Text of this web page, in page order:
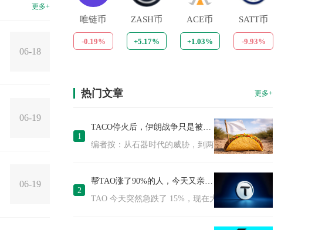
更多+
06-18
06-19
06-19
唯链币
-0.19%
ZASH币
+5.17%
ACE币
+1.03%
SATT币
-9.93%
热门文章 更多+
1
TACO停火后，伊朗战争只是被按下暂停键
编者按：从石器时代的威胁，到两周停火的迅速落地，这场
2
帮TAO涨了90%的人，今天又亲手带崩了价格
TAO 今天突然急跌了 15%，现在大约 277 美元，还有往下掉